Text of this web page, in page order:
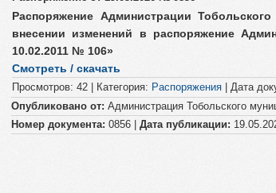
Распоряжение Администрации
внесении изменений в распоряжение
10.02.2011 № 106»
Смотреть / скачать
Просмотров: 42 Категория: Распоряжения Дата
Опубликовано от: Администрация Тобольского
Номер документа: 0856 | Дата публикации: